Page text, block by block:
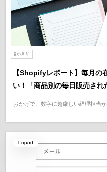
9か月前
【Shopifyレポート】毎月の
い！「商品別の毎日販売され
おかげで、数字に超厳しい経理担当
Liquid